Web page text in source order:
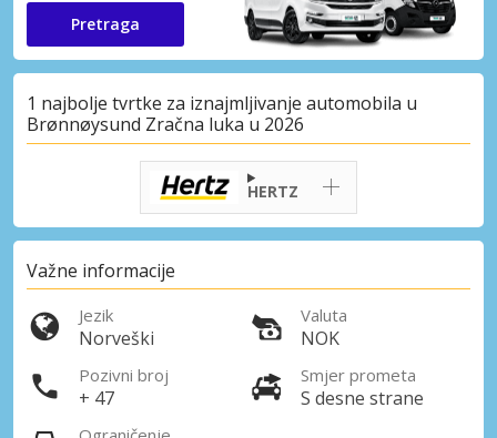
Pretraga
1 najbolje tvrtke za iznajmljivanje automobila u
Brønnøysund Zračna luka u 2026
HERTZ
Važne informacije
Jezik
Norveški
Valuta
NOK
Pozivni broj
+ 47
Smjer prometa
S desne strane